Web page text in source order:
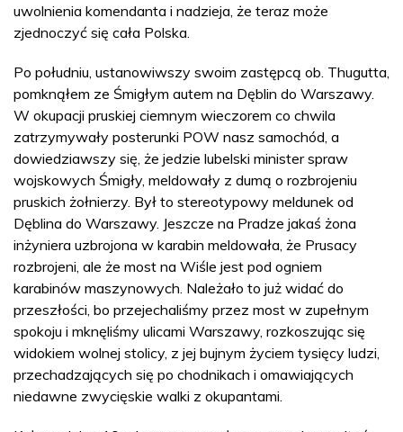
uwolnienia komendanta i nadzieja, że teraz może
zjednoczyć się cała Polska.
Po południu, ustanowiwszy swoim zastępcą ob. Thugutta,
pomknąłem ze Śmigłym autem na Dęblin do Warszawy.
W okupacji pruskiej ciemnym wieczorem co chwila
zatrzymywały posterunki POW nasz samochód, a
dowiedziawszy się, że jedzie lubelski minister spraw
wojskowych Śmigły, meldowały z dumą o rozbrojeniu
pruskich żołnierzy. Był to stereotypowy meldunek od
Dęblina do Warszawy. Jeszcze na Pradze jakaś żona
inżyniera uzbrojona w karabin meldowała, że Prusacy
rozbrojeni, ale że most na Wiśle jest pod ogniem
karabinów maszynowych. Należało to już widać do
przeszłości, bo przejechaliśmy przez most w zupełnym
spokoju i mknęliśmy ulicami Warszawy, rozkoszując się
widokiem wolnej stolicy, z jej bujnym życiem tysięcy ludzi,
przechadzających się po chodnikach i omawiających
niedawne zwycięskie walki z okupantami.